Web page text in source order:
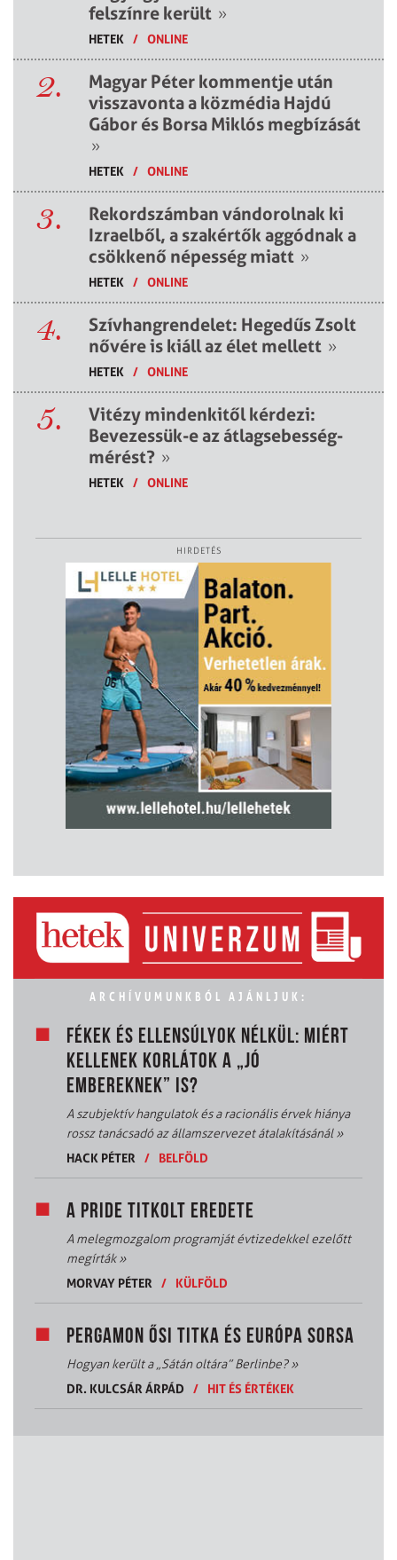
felszínre került »
HETEK / ONLINE
2.
Magyar Péter kommentje után
visszavonta a közmédia Hajdú
Gábor és Borsa Miklós megbízását
»
HETEK / ONLINE
3.
Rekordszámban vándorolnak ki
Izraelből, a szakértők aggódnak a
csökkenő népesség miatt »
HETEK / ONLINE
4.
Szívhangrendelet: Hegedűs Zsolt
nővére is kiáll az élet mellett »
HETEK / ONLINE
5.
Vitézy mindenkitől kérdezi:
Bevezessük-e az átlagsebesség-
mérést? »
HETEK / ONLINE
HIRDETÉS
ARCHÍVUMUNKBÓL AJÁNLJUK:
FÉKEK ÉS ELLENSÚLYOK NÉLKÜL: MIÉRT
KELLENEK KORLÁTOK A „JÓ
EMBEREKNEK” IS?
A szubjektív hangulatok és a racionális érvek hiánya
rossz tanácsadó az államszervezet átalakításánál»
HACK PÉTER
/ BELFÖLD
A PRIDE TITKOLT EREDETE
A melegmozgalom programját évtizedekkel ezelőtt
megírták»
MORVAY PÉTER
/ KÜLFÖLD
PERGAMON ŐSI TITKA ÉS EURÓPA SORSA
Hogyan került a „Sátán oltára” Berlinbe?»
DR. KULCSÁR ÁRPÁD
/ HIT ÉS ÉRTÉKEK